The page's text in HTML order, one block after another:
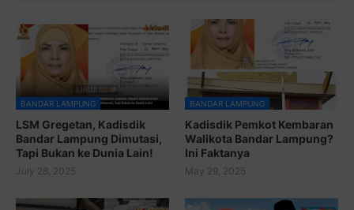
BANDAR LAMPUNG
LSM Gregetan, Kadisdik
Bandar Lampung Dimutasi,
Tapi Bukan ke Dunia Lain!
July 28, 2025
BANDAR LAMPUNG
Kadisdik Pemkot Kembaran
Walikota Bandar Lampung?
Ini Faktanya
May 29, 2025